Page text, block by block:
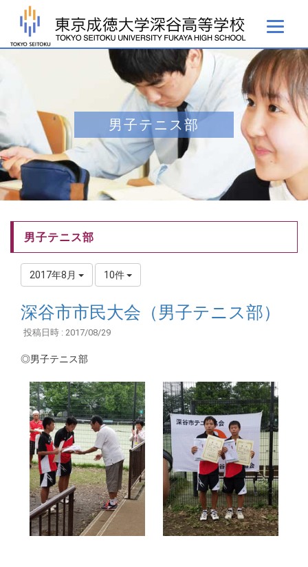
男子テニス部
男子テニス部
2017年8月 10件
深谷市市民大会（男子テニス部）
投稿日時 : 2017/08/29
◎男子テニス部